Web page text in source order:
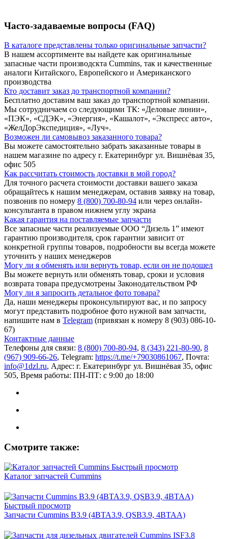
Часто-задаваемые вопросы (FAQ)
В каталоге представлены только оригинальные запчасти?
В нашем ассортименте вы найдете как оригинальные
запасные части производскта Cummins, так и качественные
аналоги Китайского, Европейского и Американского
производства
Кто доставит заказ до транспортной компании?
Бесплатно доставим ваш заказ до транспортной компании.
Мы сотрудничаем со следующими ТК: «Деловые линии»,
«ПЭК», «СДЭК», «Энергия», «Кашалот», «Экспресс авто»,
«ЖелДорЭкспедиция», «Луч».
Возможен ли самовывоз заказанного товара?
Вы можете самостоятельно забрать заказанные товары в
нашем магазине по адресу г. Екатеринбург ул. Вишнёвая 35,
офис 505
Как рассчитать стоимость доставки в мой город?
Для точного расчета стоимости доставки вашего заказа
обращайтесь к нашим менеджерам, оставив заявку на товар,
позвонив по номеру 8 (800) 700-80-94 или через онлайн-
консультанта в правом нижнем углу экрана
Какая гарантия на поставляемые запчасти
Все запасные части реализуемые ООО “Дизель 1” имеют
гарантию производителя, срок гарантии зависит от
конкретной группы товаров, подробности вы всегда можете
уточнить у наших менеджеров
Могу ли я обменять или вернуть товар, если он не подошел
Вы можете вернуть или обменять товар, сроки и условия
возврата товара предусмотрены Законодательством РФ
Могу ли я запросить детальное фото товара?
Да, наши менеджеры проконсультируют вас, и по запросу
могут представить подробное фото нужной вам запчасти,
напишите нам в Telegram (привязан к номеру 8 (903) 086-10-
67)
Контактные данные
Телефоны для связи: 8 (800) 700-80-94, 8 (343) 221-80-90, 8
(967) 909-66-26, Telegram: https://t.me/+79030861067, Почта:
info@1dzl.ru, Адрес: г. Екатеринбург ул. Вишнёвая 35, офис
505, Время работы: ПН-ПТ: с 9:00 до 18:00
Смотрите также:
Быстрый просмотр
Каталог запчастей Cummins
Быстрый просмотр
Запчасти Cummins B3.9 (4BTA3.9, QSB3.9, 4BTAA)